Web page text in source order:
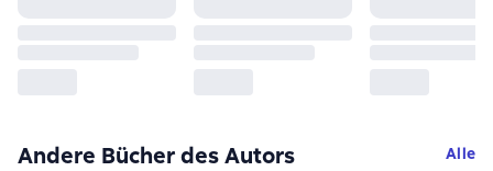
Andere Bücher des Autors Alle